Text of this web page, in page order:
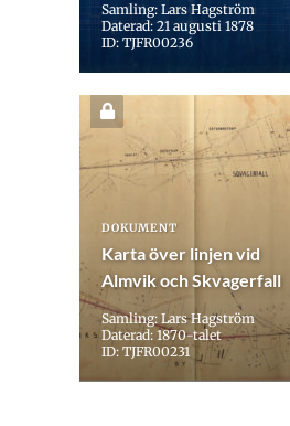
Samling: Lars Hagström
Daterad: 21 augusti 1878
ID: TJFR00236
DOKUMENT
Karta över linjen vid
Almvik och Skvagerfall
Samling: Lars Hagström
Daterad: 1870-talet
ID: TJFR00231